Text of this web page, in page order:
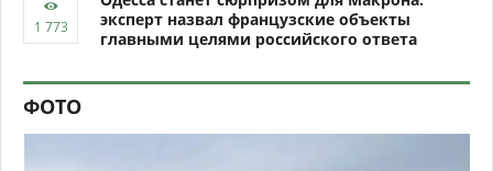
эксперт назвал французские объекты
главными целями российского ответа
ФОТО